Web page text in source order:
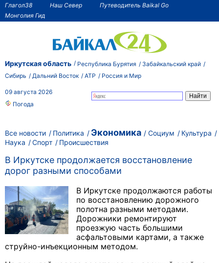
Глагол38 Наш Север
Путеводитель Baikal Go
Монголия Гид
Иркутская область Республика Бурятия
Забайкальский край
Сибирь
Дальний Восток АТР Россия и Мир
09 августа 2026
Погода
Все новости Политика Экономика Социум
Культура
Наука
Спорт Происшествия
В Иркутске продолжается восстановление
дорог разными способами
В Иркутске продолжаются работы
по восстановлению дорожного
полотна разными методами.
Дорожники ремонтируют
проезжую часть большими
асфальтовыми картами, а также
струйно-инъекционным методом.